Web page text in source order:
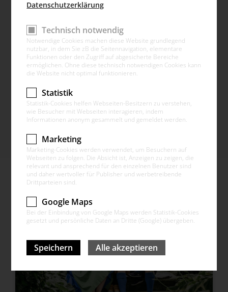
Datenschutzerklärung
Technisch notwendig
Notwendige Cookies machen diese Website grundlegend
nutzbar, in dem Sie zB die Seitennavigation, elementare
Funktionen oder den Zugriff auf abgesicherte Bereiche
ermöglichen. Ohne diese technisch notwendigen Cookies kann
die Website nicht optimal funktionieren.
Statistik
Statistik-Cookies helfen Webseiten-Besitzern zu verstehen,
wie Besucher mit Webseiten interagieren, indem
Informationen anonym gesammelt und gemeldet werden.
Marketing
Marketing-Cookies werden verwendet, um Besuchern auf
Webseiten zu folgen. Die Absicht ist, Anzeigen zu zeigen, die
relevant und ansprechend für den einzelnen Benutzer sind
und daher wertvoller für Publisher und werbetreibende
Drittparteien sind.
Google Maps
Bei der Einbindung von Google Maps werden Statistik-Cookies
gesetzt und persönliche Daten an Dritte (Google) übergeben.
Speichern Alle akzeptieren